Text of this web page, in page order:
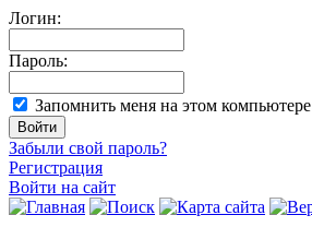
Логин:
Пароль:
Запомнить меня на этом компьютере
Забыли свой пароль?
Регистрация
Войти на сайт